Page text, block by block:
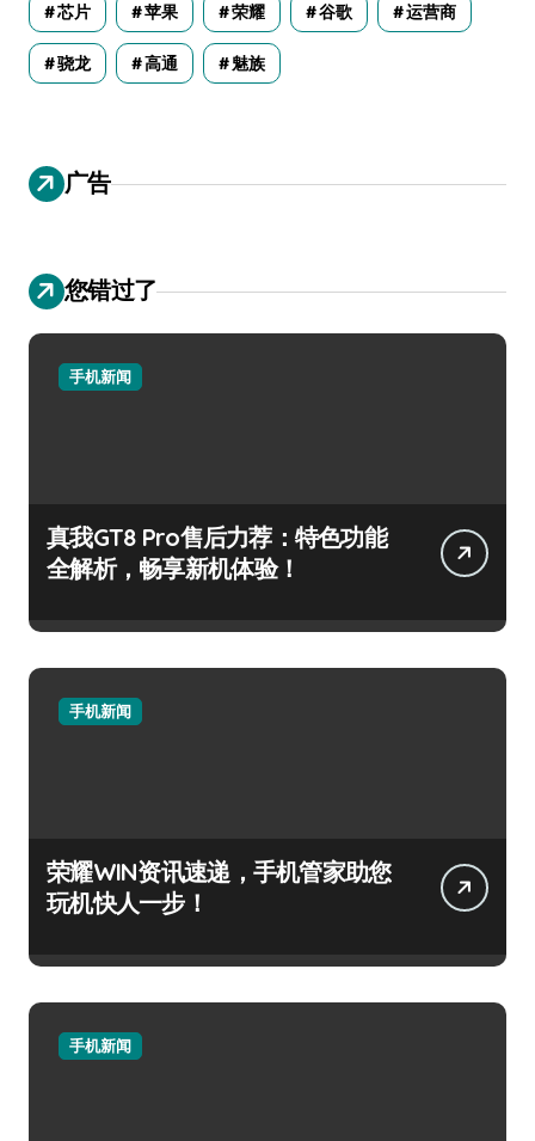
芯片 苹果 荣耀 谷歌 运营商
骁龙 高通 魅族
广告
您错过了
手机新闻
真我GT8 Pro售后力荐：特色功能
全解析，畅享新机体验！
手机新闻
荣耀WIN资讯速递，手机管家助您
玩机快人一步！
手机新闻